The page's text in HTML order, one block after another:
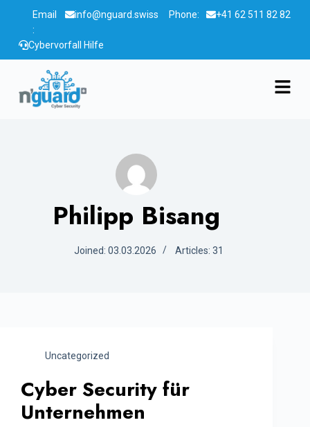
Email
:
info@nguard.swiss Phone: +41 62 511 82 82
Cybervorfall Hilfe
Philipp Bisang
Joined: 03.03.2026 Articles: 31
Uncategorized
Cyber Security für
Unternehmen